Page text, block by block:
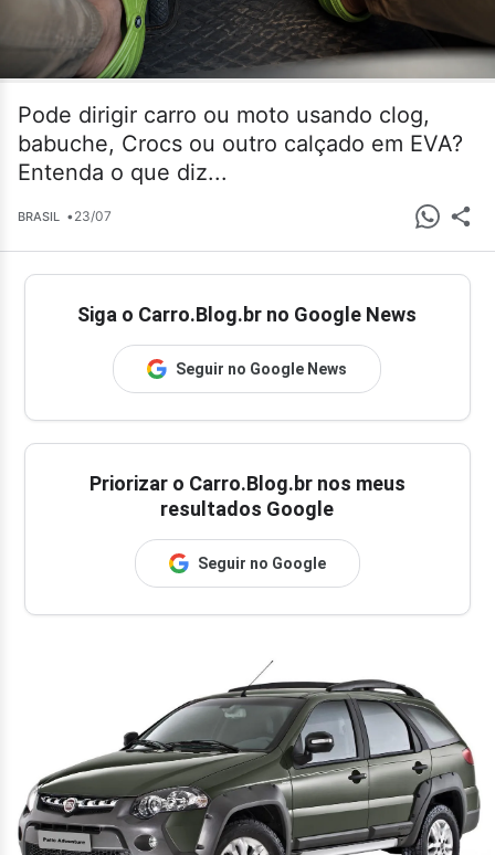
Pode dirigir carro ou moto usando clog,
babuche, Crocs ou outro calçado em EVA?
Entenda o que diz...
BRASIL •23/07
Siga o Carro.Blog.br no Google News
Seguir no Google News
Priorizar o Carro.Blog.br nos meus
resultados Google
Seguir no Google